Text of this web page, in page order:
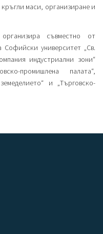
маси, организиране и
съвместно от
университет „Св.
индустриални зони“
промишлена палата“,
и „Търговско-